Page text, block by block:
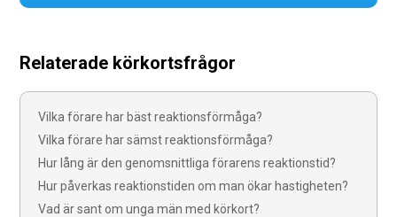
Relaterade körkortsfrågor
Vilka förare har bäst reaktionsförmåga?
Vilka förare har sämst reaktionsförmåga?
Hur lång är den genomsnittliga förarens reaktionstid?
Hur påverkas reaktionstiden om man ökar hastigheten?
Vad är sant om unga män med körkort?